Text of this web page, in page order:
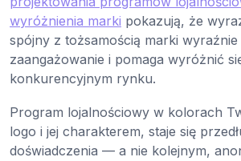
wyróżnienia marki pokazują, że
spójny z tożsamością marki wyraźnie
zaangażowanie i pomaga wyróżnić
konkurencyjnym rynku.
Program lojalnościowy w kolorach
logo i jej charakterem, staje się
doświadczenia — a nie kolejnym,